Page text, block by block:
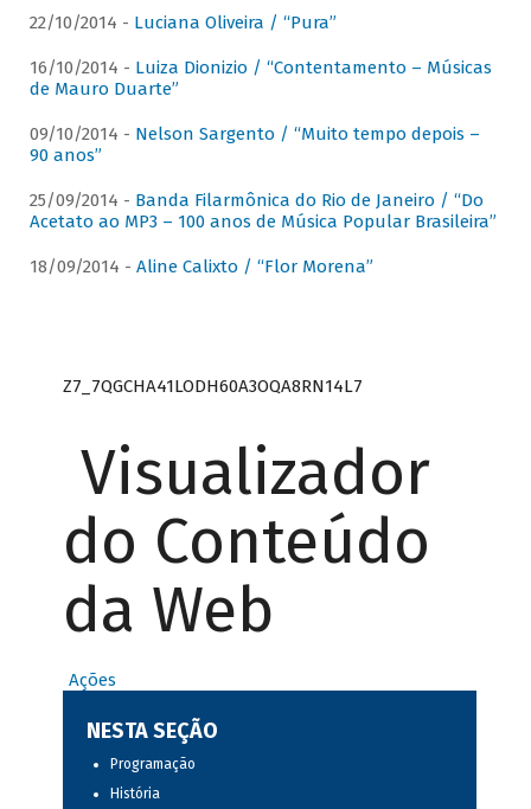
22/10/2014 - Luciana Oliveira / “Pura”
16/10/2014 - Luiza Dionizio / “Contentamento – Músicas
de Mauro Duarte”
09/10/2014 - Nelson Sargento / “Muito tempo depois –
90 anos”
25/09/2014 - Banda Filarmônica do Rio de Janeiro / “Do
Acetato ao MP3 – 100 anos de Música Popular Brasileira”
18/09/2014 - Aline Calixto / “Flor Morena”
Z7_7QGCHA41LODH60A3OQA8RN14L7
Visualizador
do Conteúdo
da Web
Ações
NESTA SEÇÃO
Programação
História